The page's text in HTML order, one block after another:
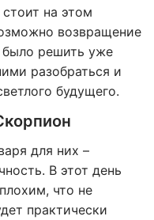
на этом
возвращение
решить уже
разобраться и
будущего.
для них –
В этот день
что не
практически